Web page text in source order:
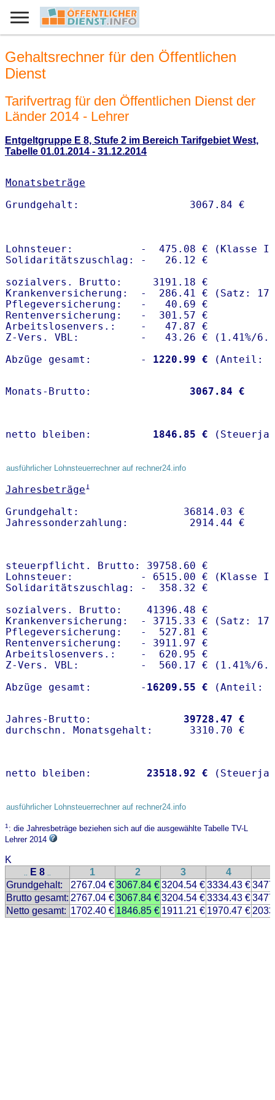
Gehaltsrechner für den Öffentlichen
Dienst
Tarifvertrag für den Öffentlichen Dienst der
Länder 2014 - Lehrer
Entgeltgruppe E 8, Stufe 2 im Bereich Tarifgebiet West,
Tabelle 01.01.2014 - 31.12.2014
Monatsbeträge
Lohnsteuer:           -  475.08 € (Klasse I)
Solidaritätszuschlag: -   26.12 €
sozialvers. Brutto:     3191.18 €
Krankenversicherung:  -  286.41 € (Satz:
Pflegeversicherung:   -   40.69 €
Rentenversicherung:   -  301.57 €
Arbeitslosenvers.:    -   47.87 €
Z-Vers. VBL:          -   43.26 € ( 1.41%/
Abzüge gesamt:        -
1220.99 €
Monats-Brutto: 3067.84 €
netto bleiben: 1846.85 €
ausführlicher Lohnsteuerrechner auf rechner24.info
Jahresbeträge1
Grundgehalt:                 36814.03 €
steuerpflicht. Brutto: 39758.60 €
Lohnsteuer:           - 6515.00 € (Klasse I)
Solidaritätszuschlag: -  358.32 €
sozialvers. Brutto:    41396.48 €
Krankenversicherung:  - 3715.33 € (Satz:
Pflegeversicherung:   -  527.81 €
Rentenversicherung:   - 3911.97 €
Arbeitslosenvers.:    -  620.95 €
Z-Vers. VBL:          -  560.17 € ( 1.41%/
Abzüge gesamt:        - 16209.55 €
Jahres-Brutto: 39728.47 €
netto bleiben: 23518.92 €
ausführlicher Lohnsteuerrechner auf rechner24.info
1: die Jahresbeträge beziehen sich auf die ausgewählte Tabelle TV-L
Lehrer 2014
K
.. E 8 .. 1 2 3 4
Grundgehalt:
2767.04 €3067.84 €3204.54 €3334.43 €
Brutto gesamt: 2767.04 €3067.84 €3204.54 €3334.43 €
Netto gesamt: 1702.40 € 1846.85 € 1911.21 € 1970.47 €